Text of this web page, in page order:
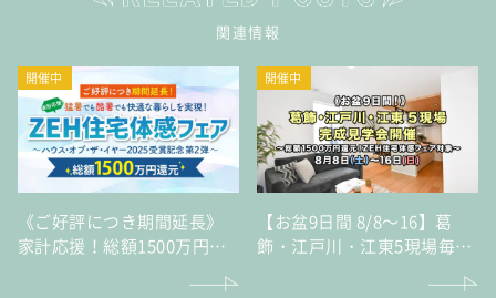
関連情報
開催中
《ご好評につき期間延長》
家計応援！総額1500万円還
開催中
【お盆9日間 8/8～16】葛
飾・江戸川・江東5現場毎日
完成見学会～総額1500万円